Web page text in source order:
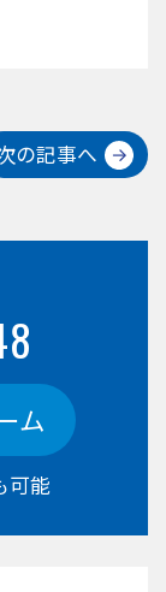
の記事へ
ム
可能